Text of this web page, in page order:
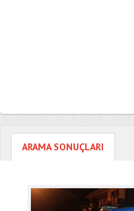
ARAMA SONUÇLARI